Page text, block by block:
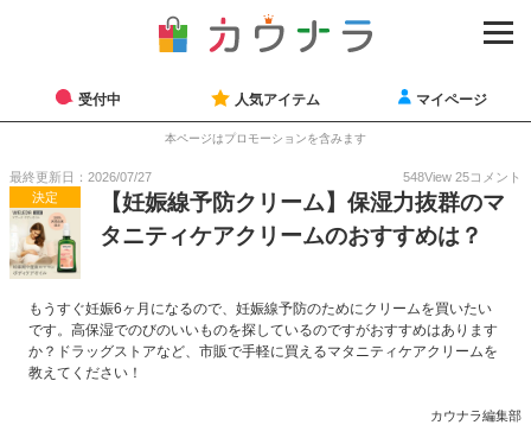
受付中 人気アイテム マイページ
本ページはプロモーションを含みます
最終更新日：2026/07/27 548View 25コメント
決定
【妊娠線予防クリーム】保湿力抜群のマ
タニティケアクリームのおすすめは？
もうすぐ妊娠6ヶ月になるので、妊娠線予防のためにクリームを買いたい
です。高保湿でのびのいいものを探しているのですがおすすめはあります
か？ドラッグストアなど、市販で手軽に買えるマタニティケアクリームを
教えてください！
カウナラ編集部